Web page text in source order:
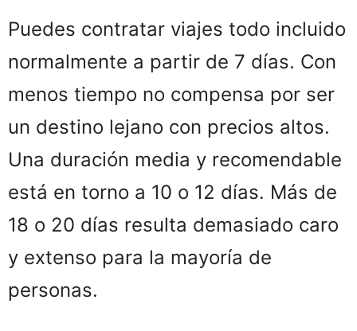
Puedes contratar viajes todo incluido
normalmente a partir de 7 días. Con
menos tiempo no compensa por ser
un destino lejano con precios altos.
Una duración media y recomendable
está en torno a 10 o 12 días. Más de
18 o 20 días resulta demasiado caro
y extenso para la mayoría de
personas.